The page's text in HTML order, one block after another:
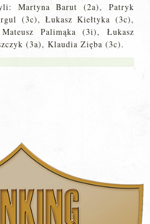
Martyna Barut (2a), Patryk
(3c), Łukasz Kiełtyka (3c),
Palimąka (3i), Łukasz
(3a), Klaudia Zięba (3c).